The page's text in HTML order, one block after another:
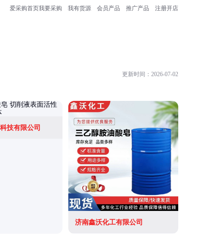
爱采购首页我要采购 我有货源 会员产品 推广产品 注册开店
更新时间：2026-07-02
技有限公司
济南鑫沃化工有限公司